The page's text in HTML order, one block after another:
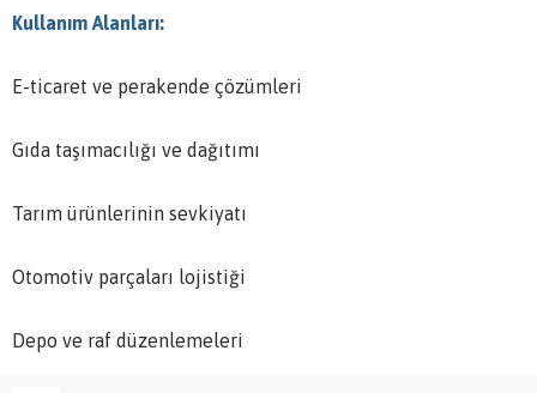
Kullanım Alanları:
E-ticaret ve perakende çözümleri
Gıda taşımacılığı ve dağıtımı
Tarım ürünlerinin sevkiyatı
Otomotiv parçaları lojistiği
Depo ve raf düzenlemeleri